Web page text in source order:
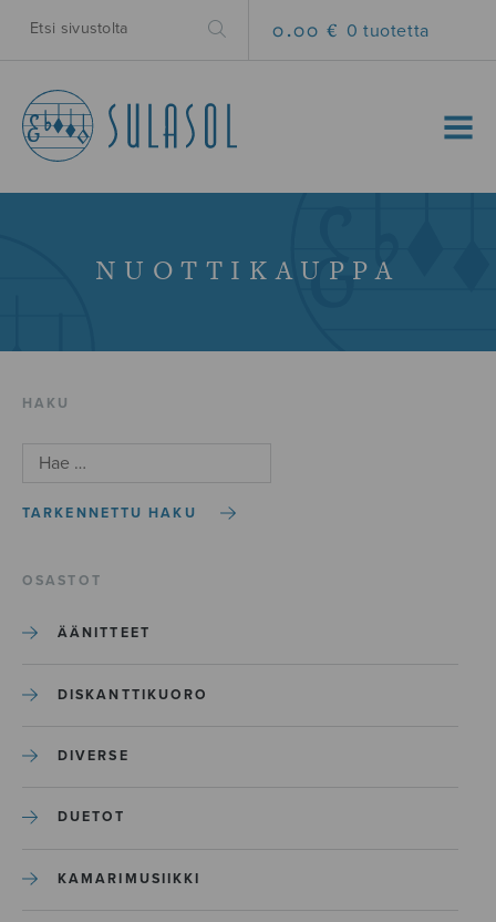
0.00 € 0 tuotetta
MENU
NUOTTIKAUPPA
HAKU
TARKENNETTU HAKU
OSASTOT
ÄÄNITTEET
DISKANTTIKUORO
DIVERSE
DUETOT
KAMARIMUSIIKKI